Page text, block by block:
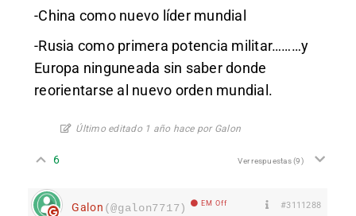
-China como nuevo líder mundial
-Rusia como primera potencia militar………y
Europa ninguneada sin saber donde
reorientarse al nuevo orden mundial.
Último editado 1 año hace por Galon
6 Ver respuestas(9)
Galon (@galon7717) EM Off #3111288